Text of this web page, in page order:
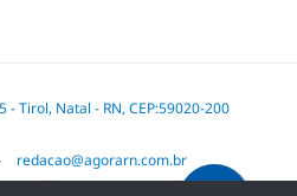
- Tirol, Natal - RN, CEP:59020-200
redacao@agorarn.com.br
- publica@agorarn.com.br